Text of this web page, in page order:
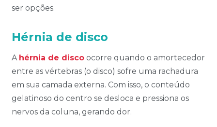
ser opções.
Hérnia de disco
A hérnia de disco ocorre quando o amortecedor
entre as vértebras (o disco) sofre uma rachadura
em sua camada externa. Com isso, o conteúdo
gelatinoso do centro se desloca e pressiona os
nervos da coluna, gerando dor.